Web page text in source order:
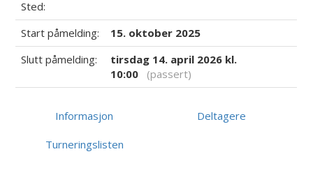
Sted:
Start påmelding:
15. oktober 2025
Slutt påmelding:
tirsdag 14. april 2026 kl.
10:00 (passert)
Informasjon Deltagere
Turneringslisten